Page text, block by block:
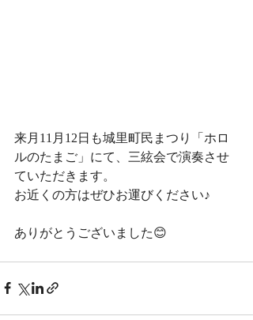
来月11月12日も城里町民まつり「ホロ
ルのたまご」にて、三絃会で演奏させ
ていただきます。
お近くの方はぜひお運びください♪
ありがとうございました😊